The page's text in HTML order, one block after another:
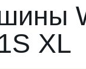
XL